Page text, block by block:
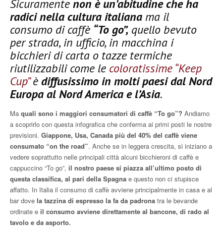
Sicuramentenon è un’abitudine che ha
radici nella cultura italiana ma il
consumo di caffè “To go”, quello bevuto
per strada, in ufficio, in macchina i
bicchieri di carta o tazze termiche
riutilizzabili come le coloratissime “Keep
Cup”è diffusissimo in molti paesi dal Nord
Europa al Nord America e l’Asia.
Ma quali sono i maggiori consumatori di caffè “To go”? Andiamo
a scoprirlo con questa infografica che conferma ai primi posti le nostre
previsioni. Giappone, Usa, Canada più del 40% del caffè viene
consumato “on the road”. Anche se in leggera crescita, si iniziano a
vedere soprattutto nelle principali città alcuni bicchieroni di caffè e
cappuccino “To go”, il nostro paese si piazza all’ultimo posto di
questa classifica, al pari della Spagna e questo non ci stupisce
affatto. In Italia il consumo di caffè avviene principalmente in casa e al
bar dove la tazzina di espresso la fa da padrona tra le bevande
ordinate e il consumo avviene direttamente al bancone, di rado al
tavolo e da asporto.